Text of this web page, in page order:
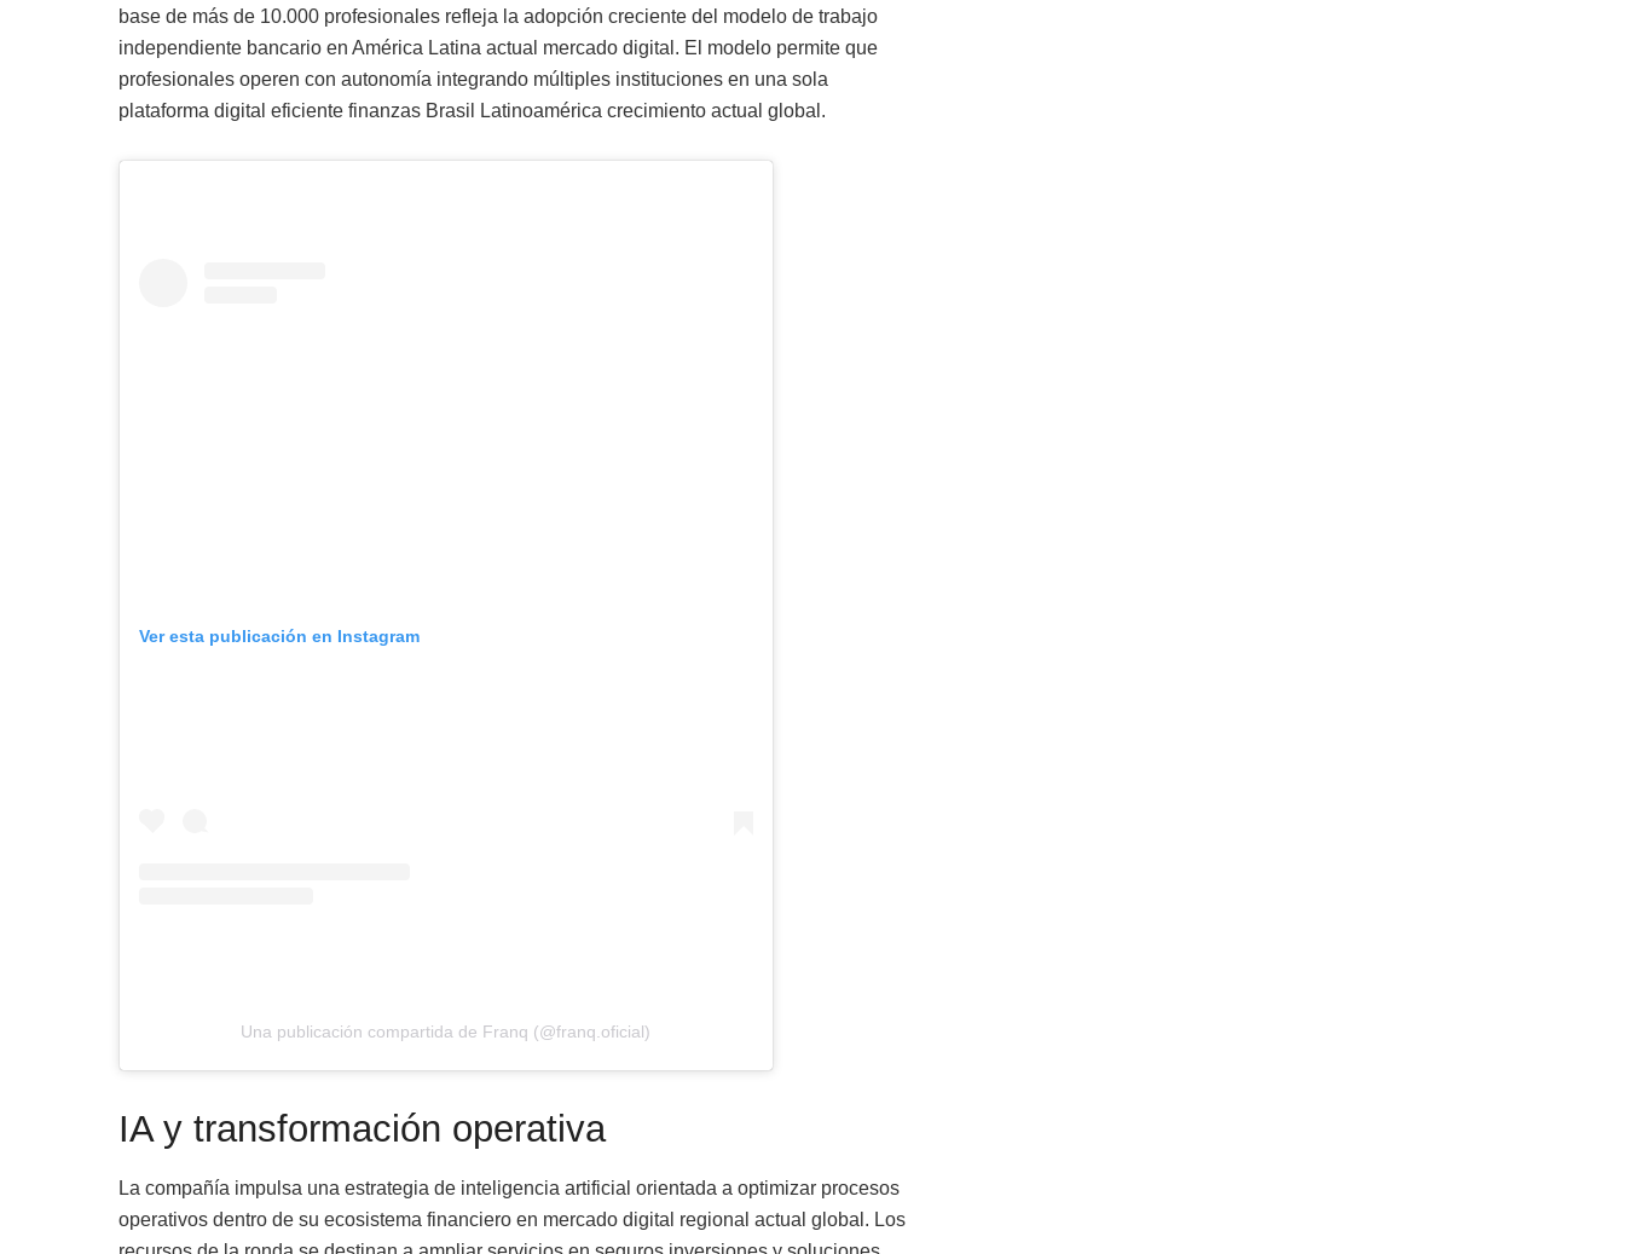
base de más de 10.000 profesionales refleja la adopción creciente del modelo de trabajo
independiente bancario en América Latina actual mercado digital. El modelo permite que
profesionales operen con autonomía integrando múltiples instituciones en una sola
plataforma digital eficiente finanzas Brasil Latinoamérica crecimiento actual global.
Ver esta publicación en Instagram
Una publicación compartida de Franq (@franq.oficial)
IA y transformación operativa
La compañía impulsa una estrategia de inteligencia artificial orientada a optimizar procesos
operativos dentro de su ecosistema financiero en mercado digital regional actual global. Los